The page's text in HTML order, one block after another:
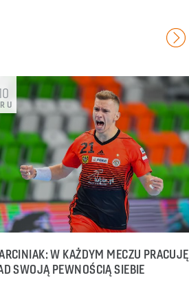
W KAŻDYM MECZU PRACUJĘ
SWOJĄ PEWNOŚCIĄ SIEBIE